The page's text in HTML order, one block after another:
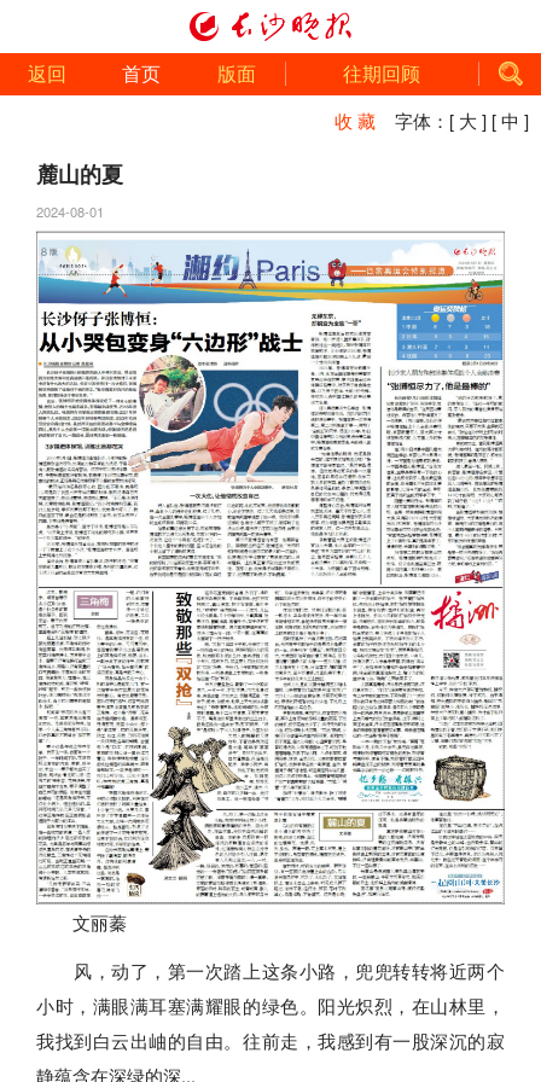
返回 首页 版面 往期回顾
收 藏 字体： [ 大 ] [ 中 ]
麓山的夏
2024-08-01
文丽蓁
风，动了，第一次踏上这条小路，兜兜转转将近两个
小时，满眼满耳塞满耀眼的绿色。阳光炽烈，在山林里，
我找到白云出岫的自由。往前走，我感到有一股深沉的寂
静蕴含在深绿的深...